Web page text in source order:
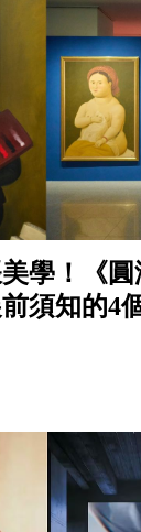
學！《
須知的4